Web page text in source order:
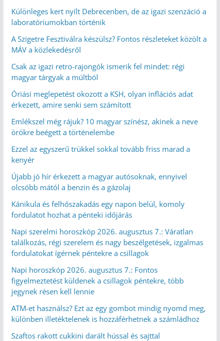
Különleges kert nyílt Debrecenben, de az igazi szenzáció a
laboratóriumokban történik
A Szigetre Fesztiválra készülsz? Fontos részleteket közölt a
MÁV a közlekedésről
Csak az igazi retro-rajongók ismerik fel mindet: régi
magyar tárgyak a múltból
Óriási meglepetést okozott a KSH, olyan inflációs adat
érkezett, amire senki sem számított
Emlékszel még rájuk? 10 magyar színész, akinek a neve
örökre beégett a történelembe
Ezzel az egyszerű trükkel sokkal tovább friss marad a
kenyér
Újabb jó hír érkezett a magyar autósoknak, ennyivel
olcsóbb mától a benzin és a gázolaj
Kánikula és felhőszakadás egy napon belül, komoly
fordulatot hozhat a pénteki időjárás
Napi szerelmi horoszkóp 2026. augusztus 7.: Váratlan
találkozás, régi szerelem és nagy beszélgetések, izgalmas
fordulatokat ígérnek péntekre a csillagok
Napi horoszkóp 2026. augusztus 7.: Fontos
figyelmeztetést küldenek a csillagok péntekre, több
jegynek résen kell lennie
ATM-et használsz? Ezt az egy gombot mindig nyomd meg,
különben illetéktelenek is hozzáférhetnek a számládhoz
Szaftos rakott cukkini darált hússal és sajttal